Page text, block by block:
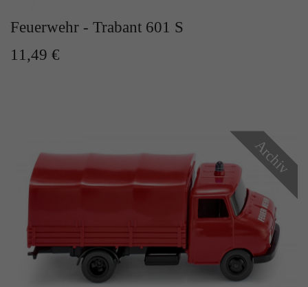
Feuerwehr - Trabant 601 S
11,49 €
Archiv